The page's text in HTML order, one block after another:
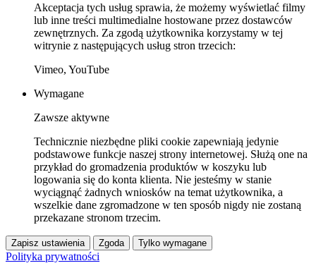
Akceptacja tych usług sprawia, że możemy wyświetlać filmy
lub inne treści multimedialne hostowane przez dostawców
zewnętrznych. Za zgodą użytkownika korzystamy w tej
witrynie z następujących usług stron trzecich:
Vimeo, YouTube
Wymagane
Zawsze aktywne
Technicznie niezbędne pliki cookie zapewniają jedynie
podstawowe funkcje naszej strony internetowej. Służą one na
przykład do gromadzenia produktów w koszyku lub
logowania się do konta klienta. Nie jesteśmy w stanie
wyciągnąć żadnych wniosków na temat użytkownika, a
wszelkie dane zgromadzone w ten sposób nigdy nie zostaną
przekazane stronom trzecim.
Zapisz ustawienia Zgoda Tylko wymagane
Polityka prywatności